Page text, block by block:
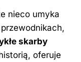
nieco umyka
skarby
oferuje